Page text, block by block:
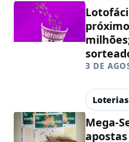
3 DE
Loterias
Mega-